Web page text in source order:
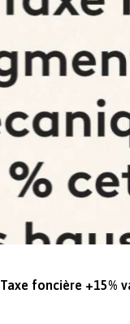
Taxe foncière +15%